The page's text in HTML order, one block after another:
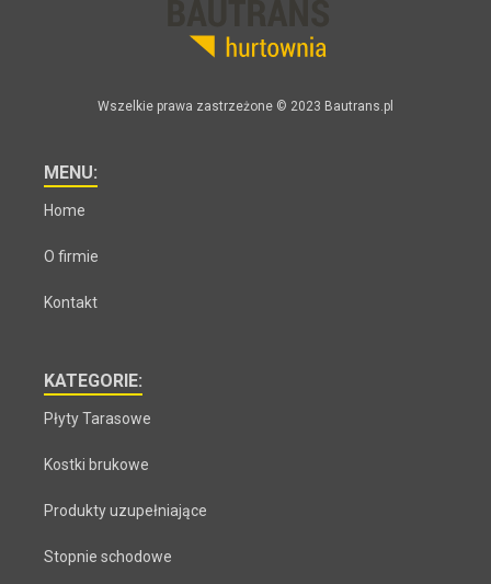
Wszelkie prawa zastrzeżone © 2023 Bautrans.pl
MENU:
Home
O firmie
Kontakt
KATEGORIE:
Płyty Tarasowe
Kostki brukowe
Produkty uzupełniające
Stopnie schodowe